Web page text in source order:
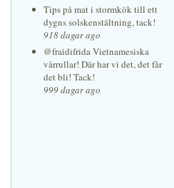
Tips på mat i stormkök till ett
dygns solskenstältning, tack!
918 dagar ago
@fraidifrida Vietnamesiska
vårrullar! Där har vi det, det får
det bli! Tack!
999 dagar ago